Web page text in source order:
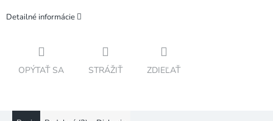
Detailné informácie
OPÝTAŤ SA STRÁŽIŤ ZDIEĽAŤ